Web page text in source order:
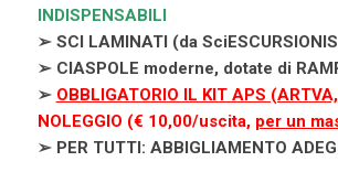
INDISPENSABILI
➢ SCI LAMINATI (da
➢ CIASPOLE moderne, dotate di
➢ OBBLIGATORIO IL KIT APS
NOLEGGIO (€ 10,00/uscita, per un
➢ PER TUTTI: ABBIGLIAMENTO